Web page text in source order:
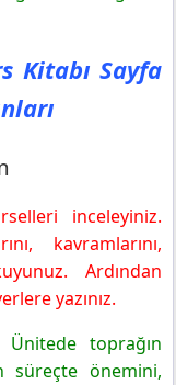
Kitabı Sayfa
inceleyiniz.
kavramlarını,
Ardından
yazınız.
toprağın
süreçte önemini,